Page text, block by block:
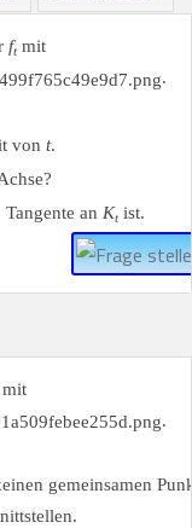
ft mit
.
von t.
Tangente an Kt ist.
mit
.
gemeinsamen